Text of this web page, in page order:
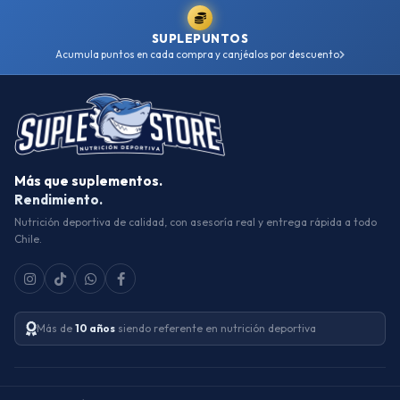
SUPLEPUNTOS
Acumula puntos en cada compra y canjéalos por descuento
Más que suplementos.
Rendimiento.
Nutrición deportiva de calidad, con asesoría real y entrega rápida a todo
Chile.
Más de 10 años siendo referente en nutrición deportiva